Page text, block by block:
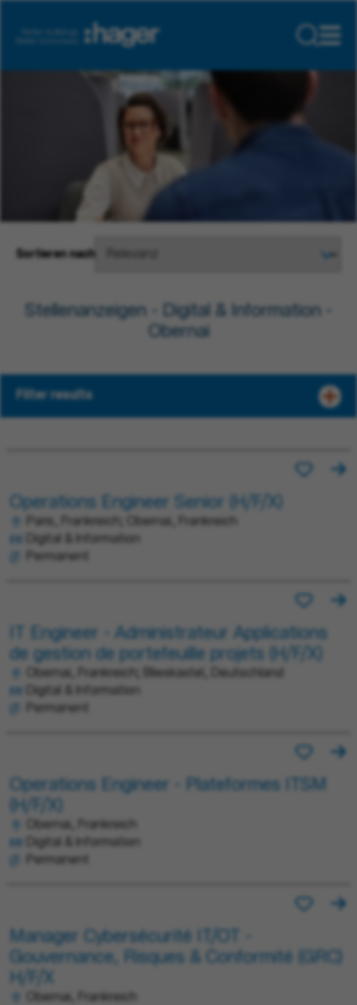
Sortieren nach
Stellenanzeigen - Digital & Information -
Obernai
Filter results
Operations Engineer Senior (H/F/X)
Paris, Frankreich; Obernai, Frankreich
Permanent
IT Engineer - Administrateur Applications
de gestion de portefeuille projets (H/F/X)
Obernai, Frankreich; Blieskastel, Deutschland
Permanent
Operations Engineer - Plateformes ITSM
(H/F/X)
Obernai, Frankreich
Permanent
Manager Cybersécurité IT/OT -
Gouvernance, Risques & Conformité (GRC)
H/F/X
Obernai, Frankreich